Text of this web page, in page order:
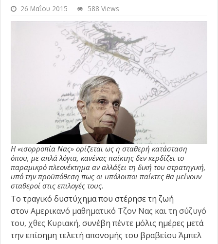
26 Μαΐου 2015 588 Views
Η «ισορροπία Νας» ορίζεται ως η σταθερή κατάσταση
όπου, με απλά λόγια, κανένας παίκτης δεν κερδίζει το
παραμικρό πλεονέκτημα αν αλλάξει τη δική του στρατηγική,
υπό την προϋπόθεση πως οι υπόλοιποι παίκτες θα μείνουν
σταθεροί στις επιλογές τους.
Το τραγικό δυστύχημα που στέρησε τη ζωή
στονΑμερικανό μαθηματικό Τζον Νας και τη σύζυγό
του, χθες Κυριακή, συνέβη πέντε μόλις ημέρες μετά
την επίσημη τελετή απονομής του βραβείου Άμπελ